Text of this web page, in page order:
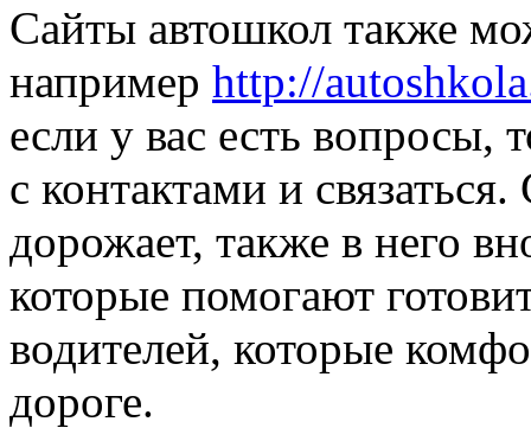
Сайты автошкол также
например http://
если у вас есть вопросы,
с контактами и
дорожает, также в него
которые помогают
водителей, которые
дороге.